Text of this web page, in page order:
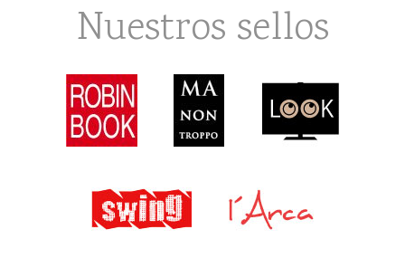
Nuestros sellos